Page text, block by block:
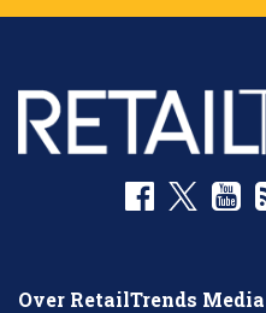
Over RetailTrends Media